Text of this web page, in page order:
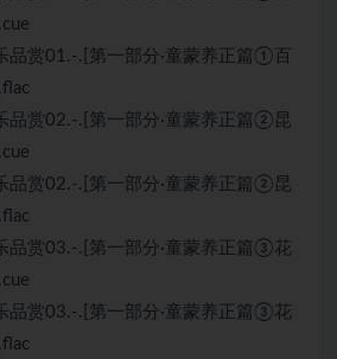
品赏01.-.[第一部分·童蒙养正篇①百
品赏02.-.[第一部分·童蒙养正篇②昆
品赏02.-.[第一部分·童蒙养正篇②昆
品赏03.-.[第一部分·童蒙养正篇③花
品赏03.-.[第一部分·童蒙养正篇③花